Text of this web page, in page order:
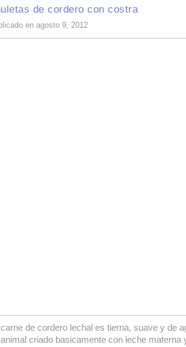
de cordero con costra
en agosto 9, 2012
carne de cordero lechal es tierna, suave y de
criado basicamente con leche materna